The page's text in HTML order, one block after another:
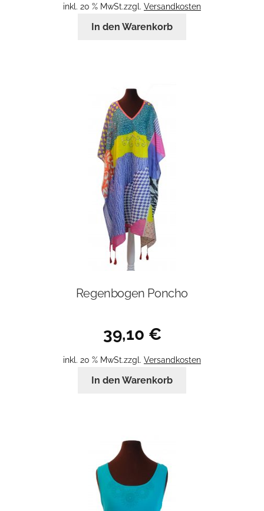
inkl. 20 % MwSt.zzgl. Versandkosten
In den Warenkorb
Regenbogen Poncho
39,10 €
inkl. 20 % MwSt.zzgl. Versandkosten
In den Warenkorb